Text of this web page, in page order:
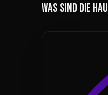
WAS SIND DIE